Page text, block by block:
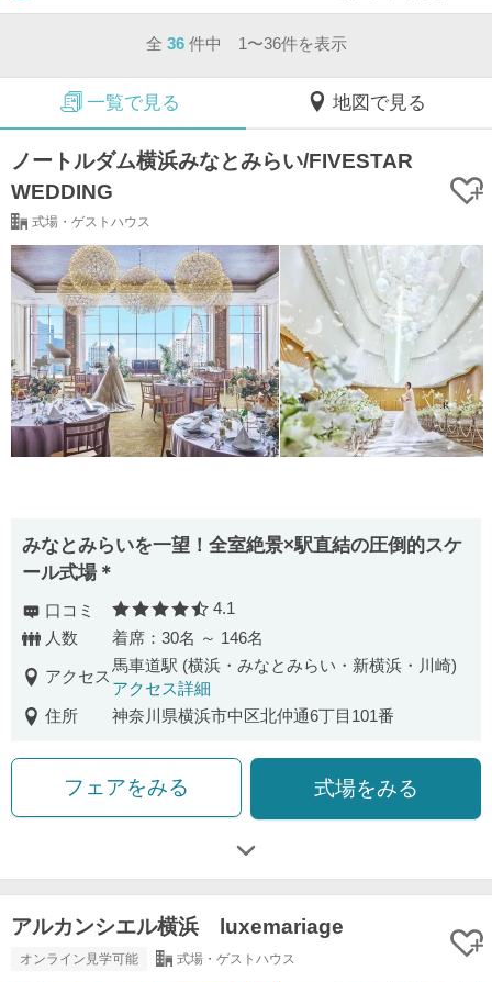
全 36 件中 1〜36件を表示
一覧で見る 地図で見る
ノートルダム横浜みなとみらい/FIVESTAR
WEDDING
式場・ゲストハウス
みなとみらいを一望！全室絶景×駅直結の圧倒的スケ
ール式場＊
口コミ 口コミ評価
4.1
人数
着席：30名 ～ 146名
アクセス
馬車道駅 (横浜・みなとみらい・新横浜・川崎)
アクセス詳細
住所
神奈川県横浜市中区北仲通6丁目101番
フェアをみる 式場をみる
アルカンシエル横浜 luxemariage
オンライン見学可能 式場・ゲストハウス